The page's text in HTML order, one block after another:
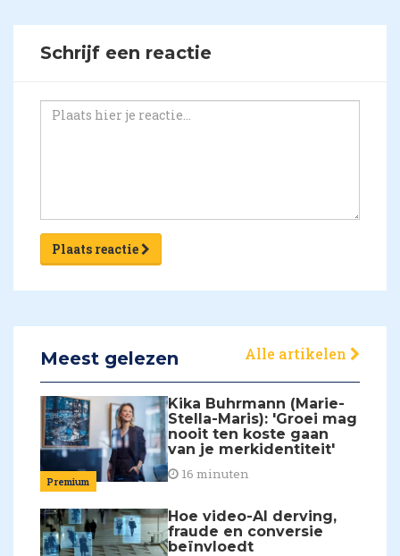
Schrijf een reactie
Plaats reactie
Meest gelezen Alle artikelen
Premium
Kika Buhrmann (Marie-
Stella-Maris): 'Groei mag
nooit ten koste gaan
van je merkidentiteit'
16 minuten
Hoe video-AI derving,
fraude en conversie
beïnvloedt